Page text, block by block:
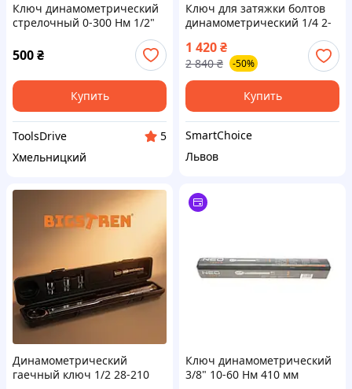
Ключ динамометрический
стрелочный 0-300 Нм 1/2"
500₴
Купить
ToolsDrive
5
Хмельницкий
Ключ для затяжки болтов
динамометрический 1/4 2-
динамометрический ключ,
ZLT
1 420₴
2 840 ₴ -50%
Купить
SmartChoice
Львов
Динамометрический
гаечный ключ 1/2 28-210
Ключ динамометрический
3/8" 10-60 Нм 410 мм